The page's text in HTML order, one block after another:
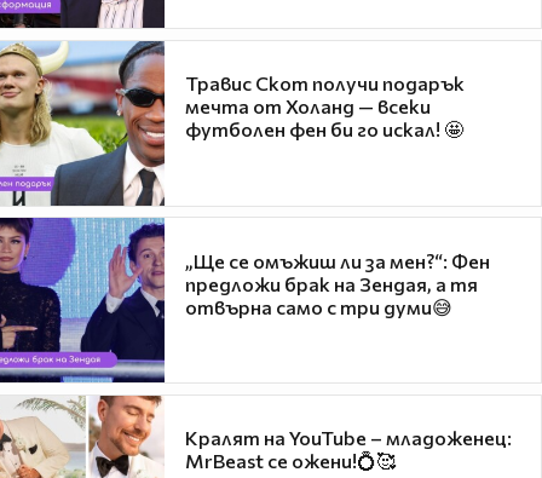
Травис Скот получи подарък
мечта от Холанд — всеки
футболен фен би го искал! 🤩
„Ще се омъжиш ли за мен?“: Фен
предложи брак на Зендая, а тя
отвърна само с три думи😅
Кралят на YouTube – младоженец:
MrBeast се ожени!💍🥰